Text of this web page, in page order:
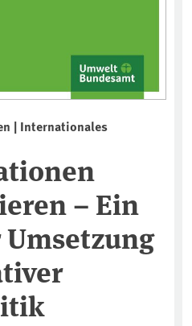
| Internationales
– Ein